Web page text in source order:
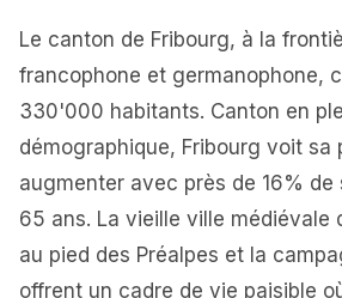
Le canton de Fribourg, à la
francophone et germanophone,
330'000 habitants. Canton en
démographique, Fribourg voit sa
augmenter avec près de 16% de
65 ans. La vieille ville médiévale
au pied des Préalpes et la
offrent un cadre de vie paisible